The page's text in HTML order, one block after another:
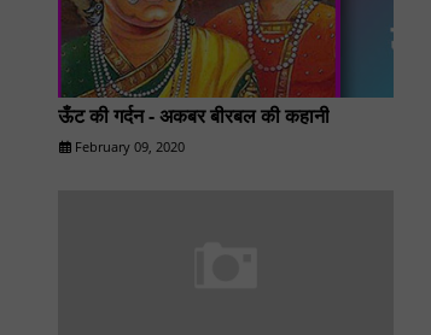
ऊँट की गर्दन - अकबर बीरबल की कहानी
February 09, 2020